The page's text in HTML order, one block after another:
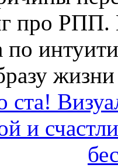
про РПП.
по
и